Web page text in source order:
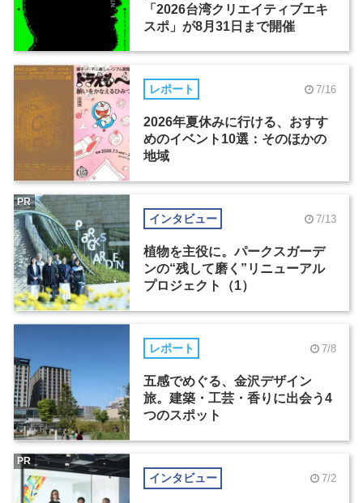
「2026台湾クリエイティブエキ
スポ」が8月31日まで開催
レポート 7/16
2026年夏休みに行ける、おすす
めのイベント10選：そのほかの
地域
インタビュー 7/13
植物を主役に。パークスガーデ
ンの“残して磨く”リニューアル
プロジェクト（1）
PR
レポート 7/8
五感でめぐる、金沢デザイン
旅。建築・工芸・香りに出会う4
つのスポット
インタビュー 7/2
PR